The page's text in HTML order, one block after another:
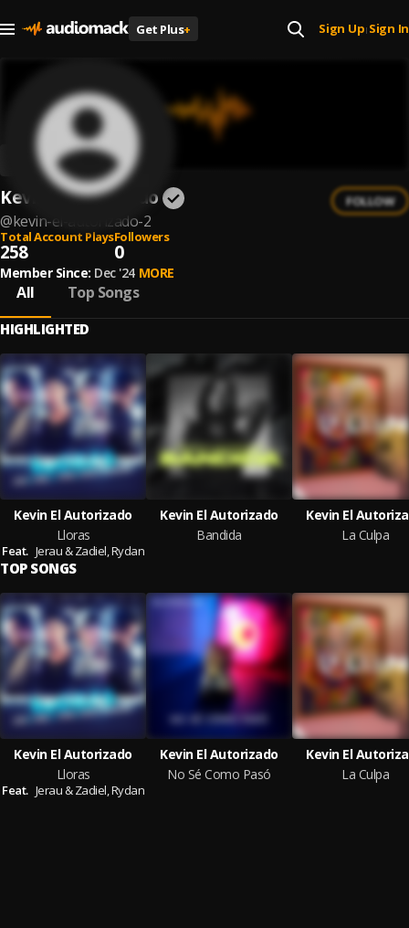
Get Plus+ Sign Up| Sign In
Kevin El Autorizado
@kevin-el-autorizado-2
FOLLOW
Total Account Plays
258
Followers
0
Member Since: Dec '24 MORE
All Top Songs
HIGHLIGHTED
Kevin El Autorizado
Lloras
Feat. Jerau & Zadiel,Rydan
Kevin El Autorizado
Bandida
Kevin El
La Culpa
TOP SONGS
Kevin El Autorizado
Lloras
Feat. Jerau & Zadiel,Rydan
Kevin El Autorizado
No Sé Como Pasó
Kevin El
La Culpa